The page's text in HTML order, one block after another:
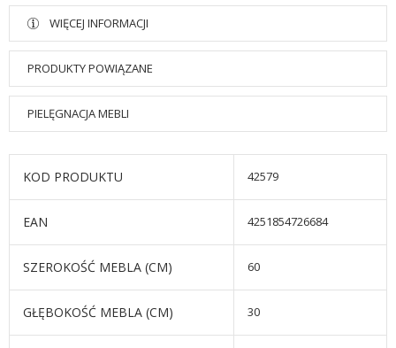
WIĘCEJ INFORMACJI
PRODUKTY POWIĄZANE
PIELĘGNACJA MEBLI
KOD PRODUKTU 42579
EAN 4251854726684
SZEROKOŚĆ MEBLA (CM) 60
GŁĘBOKOŚĆ MEBLA (CM) 30